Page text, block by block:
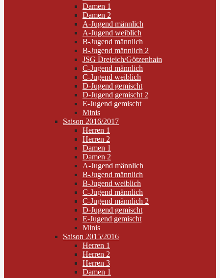
Damen 1
Damen 2
A-Jugend männlich
A-Jugend weiblich
B-Jugend männlich
B-Jugend männlich 2
JSG Dreieich/Götzenhain
C-Jugend männlich
C-Jugend weiblich
D-Jugend gemischt
D-Jugend gemischt 2
E-Jugend gemischt
Minis
Saison 2016/2017
Herren 1
Herren 2
Damen 1
Damen 2
A-Jugend männlich
B-Jugend männlich
B-Jugend weiblich
C-Jugend männlich
C-Jugend männlich 2
D-Jugend gemischt
E-Jugend gemischt
Minis
Saison 2015/2016
Herren 1
Herren 2
Herren 3
Damen 1